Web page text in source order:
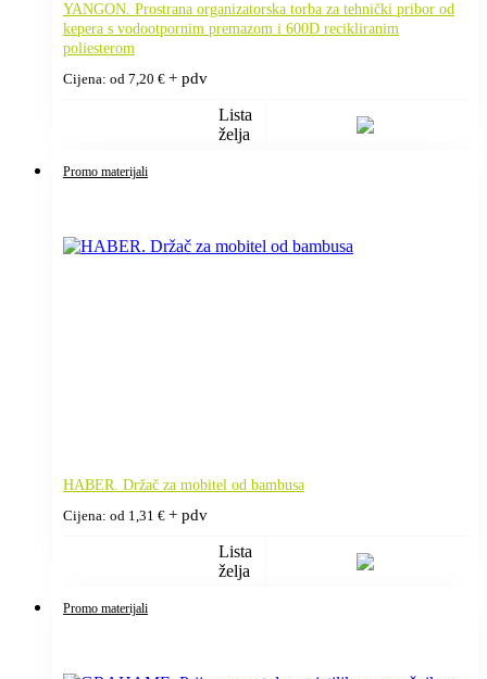
YANGON. Prostrana organizatorska torba za tehnički pribor od
kepera s vodootpornim premazom i 600D recikliranim
poliesterom
Cijena: od 7,20 € + pdv
Lista
želja
Promo materijali
HABER. Držač za mobitel od bambusa
Cijena: od 1,31 € + pdv
Lista
želja
Promo materijali